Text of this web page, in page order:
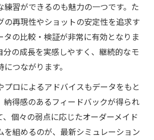
練習ができるのも魅力の一つです。た
の再現性やショットの安定性を追求す
タの比較・検証が非常に有効となりま
分の成長を実感しやすく、継続的なモ
つながります。
プロによるアドバイスもデータをもと
納得感のあるフィードバックが得られ
、個々の弱点に応じたオーダーメイド
を組めるのが、最新シミュレーション